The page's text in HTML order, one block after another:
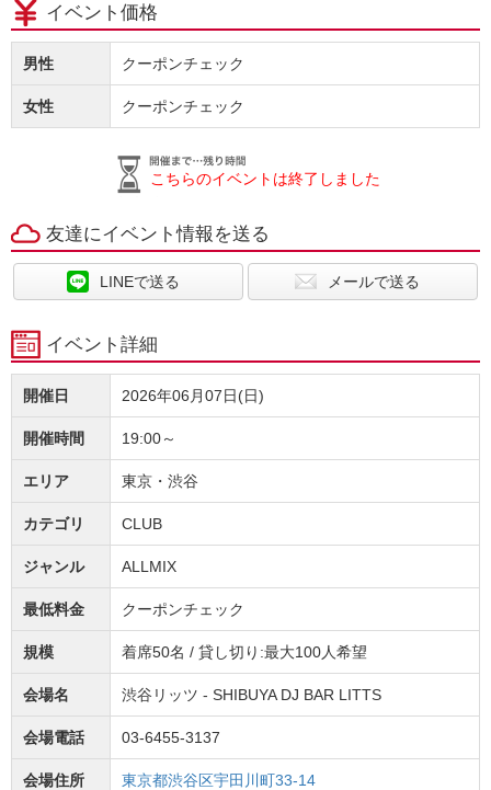
イベント価格
男性 クーポンチェック
女性 クーポンチェック
こちらのイベントは終了しました
友達にイベント情報を送る
LINEで送る メールで送る
イベント詳細
開催日 2026年06月07日(日)
開催時間 19:00～
エリア 東京・渋谷
カテゴリ CLUB
ジャンル ALLMIX
最低料金 クーポンチェック
規模 着席50名 / 貸し切り:最大100人希望
会場名 渋谷リッツ - SHIBUYA DJ BAR LITTS
会場電話 03-6455-3137
会場住所
東京都渋谷区宇田川町33-14